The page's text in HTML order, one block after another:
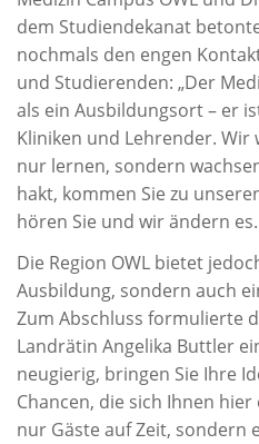
dem Studiendekanat
nochmals den engen
und Studierenden: „Der
als ein Ausbildungsort – er
Kliniken und Lehrender. Wir
nur lernen, sondern
hakt, kommen Sie zu
hören Sie und wir ändern
Die Region OWL bietet
Ausbildung, sondern auch
Zum Abschluss formulierte
Landrätin Angelika Buttler
neugierig, bringen Sie Ihre
Chancen, die sich Ihnen
nur Gäste auf Zeit, sondern